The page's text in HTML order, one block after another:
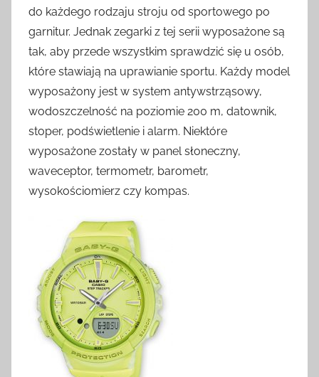
do każdego rodzaju stroju od sportowego po
garnitur. Jednak zegarki z tej serii wyposażone są
tak, aby przede wszystkim sprawdzić się u osób,
które stawiają na uprawianie sportu. Każdy model
wyposażony jest w system antywstrząsowy,
wodoszczelność na poziomie 200 m, datownik,
stoper, podświetlenie i alarm. Niektóre
wyposażone zostały w panel słoneczny,
waveceptor, termometr, barometr,
wysokościomierz czy kompas.